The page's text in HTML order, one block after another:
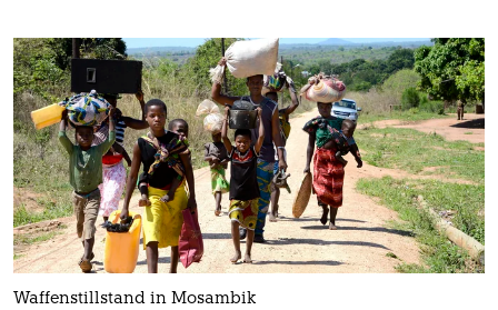
Waffenstillstand in Mosambik